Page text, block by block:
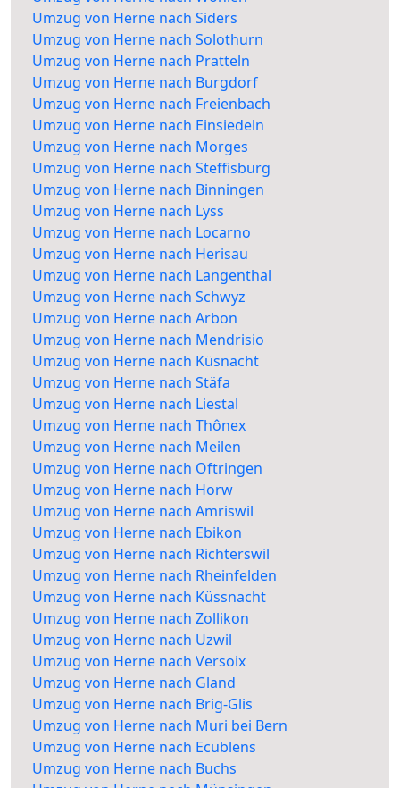
Umzug von Herne nach Siders
Umzug von Herne nach Solothurn
Umzug von Herne nach Pratteln
Umzug von Herne nach Burgdorf
Umzug von Herne nach Freienbach
Umzug von Herne nach Einsiedeln
Umzug von Herne nach Morges
Umzug von Herne nach Steffisburg
Umzug von Herne nach Binningen
Umzug von Herne nach Lyss
Umzug von Herne nach Locarno
Umzug von Herne nach Herisau
Umzug von Herne nach Langenthal
Umzug von Herne nach Schwyz
Umzug von Herne nach Arbon
Umzug von Herne nach Mendrisio
Umzug von Herne nach Küsnacht
Umzug von Herne nach Stäfa
Umzug von Herne nach Liestal
Umzug von Herne nach Thônex
Umzug von Herne nach Meilen
Umzug von Herne nach Oftringen
Umzug von Herne nach Horw
Umzug von Herne nach Amriswil
Umzug von Herne nach Ebikon
Umzug von Herne nach Richterswil
Umzug von Herne nach Rheinfelden
Umzug von Herne nach Küssnacht
Umzug von Herne nach Zollikon
Umzug von Herne nach Uzwil
Umzug von Herne nach Versoix
Umzug von Herne nach Gland
Umzug von Herne nach Brig-Glis
Umzug von Herne nach Muri bei Bern
Umzug von Herne nach Ecublens
Umzug von Herne nach Buchs